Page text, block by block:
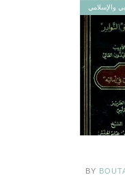
والإسلامي
BY